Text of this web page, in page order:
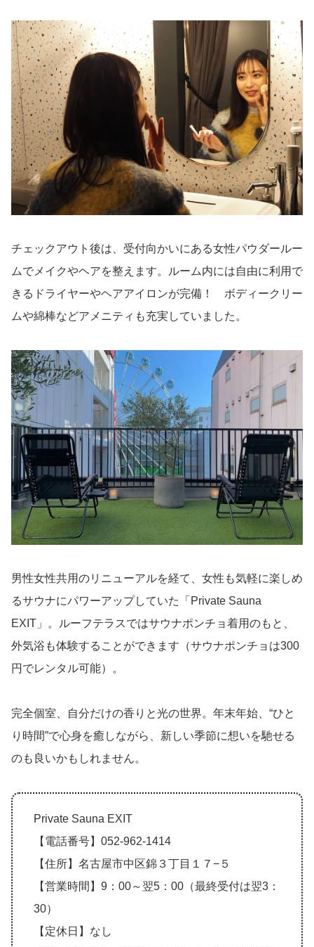
チェックアウト後は、受付向かいにある女性パウダールー
ムでメイクやヘアを整えます。ルーム内には自由に利用で
きるドライヤーやヘアアイロンが完備！ ボディークリー
ムや綿棒などアメニティも充実していました。
男性女性共用のリニューアルを経て、女性も気軽に楽しめ
るサウナにパワーアップしていた「Private Sauna
EXIT」。ルーフテラスではサウナポンチョ着用のもと、
外気浴も体験することができます（サウナポンチョは300
円でレンタル可能）。
完全個室、自分だけの香りと光の世界。年末年始、“ひと
り時間”で心身を癒しながら、新しい季節に想いを馳せる
のも良いかもしれません。
Private Sauna EXIT
【電話番号】052-962-1414
【住所】名古屋市中区錦３丁目１７−５
【営業時間】9：00～翌5：00（最終受付は翌3：
30）
【定休日】なし